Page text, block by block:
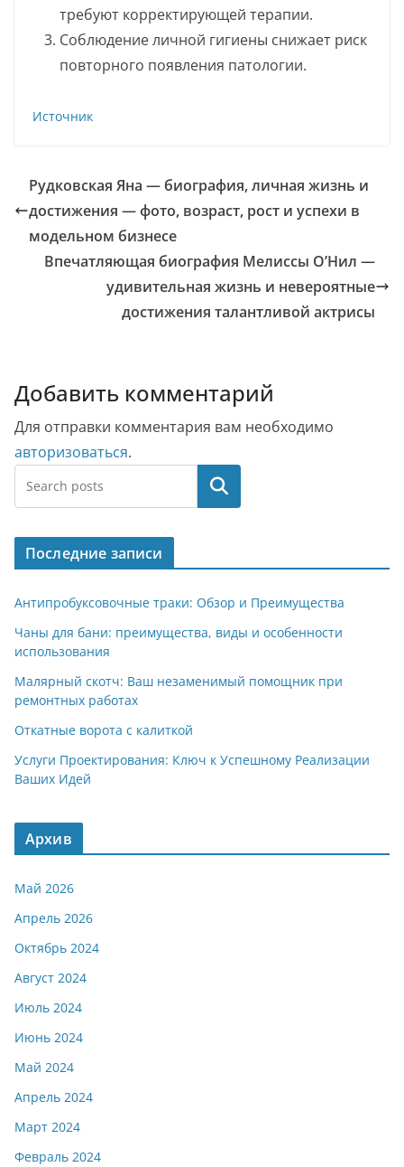
требуют корректирующей терапии.
Соблюдение личной гигиены снижает риск
повторного появления патологии.
Источник
Рудковская Яна — биография, личная жизнь и
достижения — фото, возраст, рост и успехи в
модельном бизнесе
Впечатляющая биография Мелиссы О’Нил —
удивительная жизнь и невероятные
достижения талантливой актрисы
Добавить комментарий
Для отправки комментария вам необходимо
авторизоваться.
Поиск
Последние записи
Антипробуксовочные траки: Обзор и Преимущества
Чаны для бани: преимущества, виды и особенности
использования
Малярный скотч: Ваш незаменимый помощник при
ремонтных работах
Откатные ворота с калиткой
Услуги Проектирования: Ключ к Успешному Реализации
Ваших Идей
Архив
Май 2026
Апрель 2026
Октябрь 2024
Август 2024
Июль 2024
Июнь 2024
Май 2024
Апрель 2024
Март 2024
Февраль 2024